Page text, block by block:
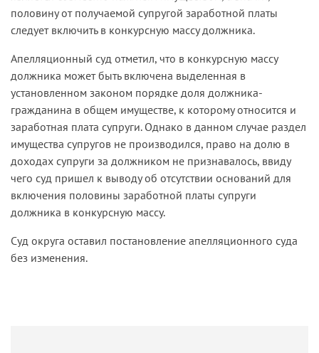
половину от получаемой супругой заработной платы
следует включить в конкурсную массу должника.
Апелляционный суд отметил, что в конкурсную массу
должника может быть включена выделенная в
установленном законом порядке доля должника-
гражданина в общем имуществе, к которому относится и
заработная плата супруги. Однако в данном случае раздел
имущества супругов не производился, право на долю в
доходах супруги за должником не признавалось, ввиду
чего суд пришел к выводу об отсутствии оснований для
включения половины заработной платы супруги
должника в конкурсную массу.
Суд округа оставил постановление апелляционного суда
без изменения.